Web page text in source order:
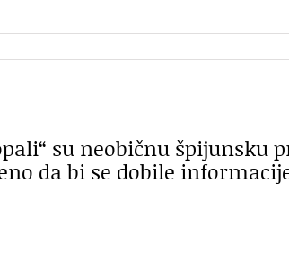
su neobičnu špijunsku
da bi se dobile